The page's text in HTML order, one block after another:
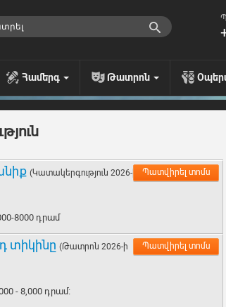
Համերգ Թատրոն
Պատվիրել տոմս
(Կատակերգություն 2026-ի
8000 դրամ
Պատվիրել տոմս
տիկինը (Թատրոն 2026-ի
- 8,000 դրամ։